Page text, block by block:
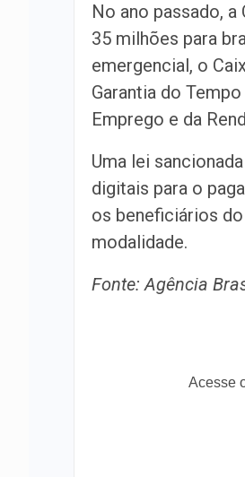
No ano passado,
35 milhões para
emergencial, o
Garantia do
Emprego e da
Uma lei
digitais para o
os beneficiários
modalidade.
Fonte: Agência
Acesse